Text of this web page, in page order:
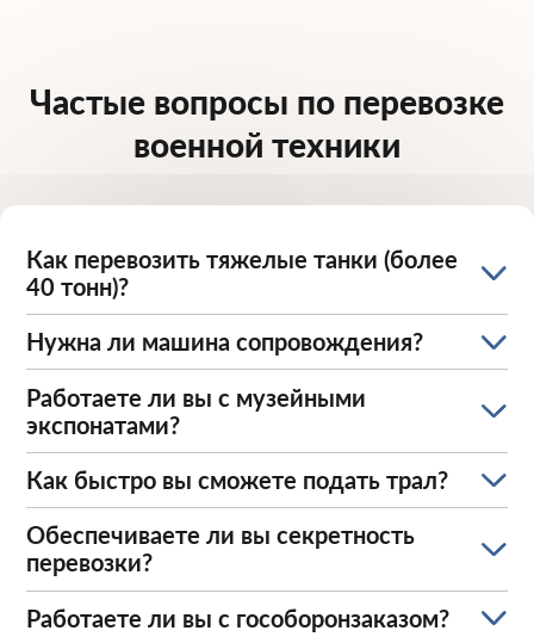
Частые вопросы по перевозке
военной техники
Как перевозить тяжелые танки (более
40 тонн)?
Нужна ли машина сопровождения?
Работаете ли вы с музейными
экспонатами?
Как быстро вы сможете подать трал?
Обеспечиваете ли вы секретность
перевозки?
Работаете ли вы с гособоронзаказом?